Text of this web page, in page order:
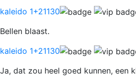
kaleido 1+21130
Bellen blaast.
kaleido 1+21130
Ja, dat zou heel goed kunnen, een